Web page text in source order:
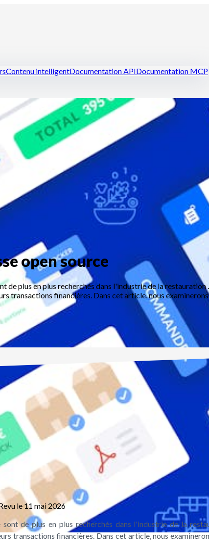
Contenu intelligentDocumentation APIDocumentation MCP
open source
de plus en plus recherchés dans l'industrie de la
transactions financières. Dans cet article, nous
le 11 mai 2026
de plus en plus recherchés dans l'industrie de la
transactions financières. Dans cet article, nous